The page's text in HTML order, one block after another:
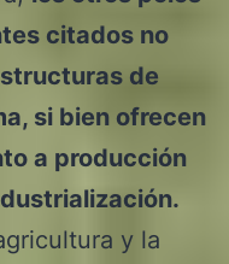
citados no
de
si bien ofrecen
a producción
y la